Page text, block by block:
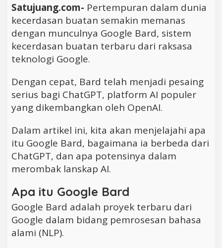
Satujuang.com- Pertempuran dalam dunia
kecerdasan buatan semakin memanas
dengan munculnya Google Bard, sistem
kecerdasan buatan terbaru dari raksasa
teknologi Google.
Dengan cepat, Bard telah menjadi pesaing
serius bagi ChatGPT, platform AI populer
yang dikembangkan oleh OpenAI.
Dalam artikel ini, kita akan menjelajahi apa
itu Google Bard, bagaimana ia berbeda dari
ChatGPT, dan apa potensinya dalam
merombak lanskap AI.
Apa itu Google Bard
Google Bard adalah proyek terbaru dari
Google dalam bidang pemrosesan bahasa
alami (NLP).